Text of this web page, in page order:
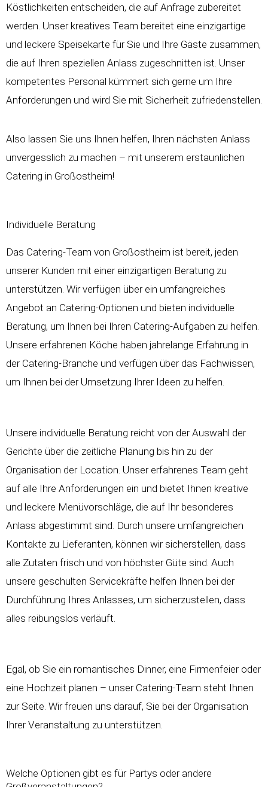
Köstlichkeiten entscheiden, die auf Anfrage zubereitet
werden. Unser kreatives Team bereitet eine einzigartige
und leckere Speisekarte für Sie und Ihre Gäste zusammen,
die auf Ihren speziellen Anlass zugeschnitten ist. Unser
kompetentes Personal kümmert sich gerne um Ihre
Anforderungen und wird Sie mit Sicherheit zufriedenstellen.
Also lassen Sie uns Ihnen helfen, Ihren nächsten Anlass
unvergesslich zu machen – mit unserem erstaunlichen
Catering in Großostheim!
Individuelle Beratung
Das Catering-Team von Großostheim ist bereit, jeden
unserer Kunden mit einer einzigartigen Beratung zu
unterstützen. Wir verfügen über ein umfangreiches
Angebot an Catering-Optionen und bieten individuelle
Beratung, um Ihnen bei Ihren Catering-Aufgaben zu helfen.
Unsere erfahrenen Köche haben jahrelange Erfahrung in
der Catering-Branche und verfügen über das Fachwissen,
um Ihnen bei der Umsetzung Ihrer Ideen zu helfen.
Unsere individuelle Beratung reicht von der Auswahl der
Gerichte über die zeitliche Planung bis hin zu der
Organisation der Location. Unser erfahrenes Team geht
auf alle Ihre Anforderungen ein und bietet Ihnen kreative
und leckere Menüvorschläge, die auf Ihr besonderes
Anlass abgestimmt sind. Durch unsere umfangreichen
Kontakte zu Lieferanten, können wir sicherstellen, dass
alle Zutaten frisch und von höchster Güte sind. Auch
unsere geschulten Servicekräfte helfen Ihnen bei der
Durchführung Ihres Anlasses, um sicherzustellen, dass
alles reibungslos verläuft.
Egal, ob Sie ein romantisches Dinner, eine Firmenfeier oder
eine Hochzeit planen – unser Catering-Team steht Ihnen
zur Seite. Wir freuen uns darauf, Sie bei der Organisation
Ihrer Veranstaltung zu unterstützen.
Welche Optionen gibt es für Partys oder andere